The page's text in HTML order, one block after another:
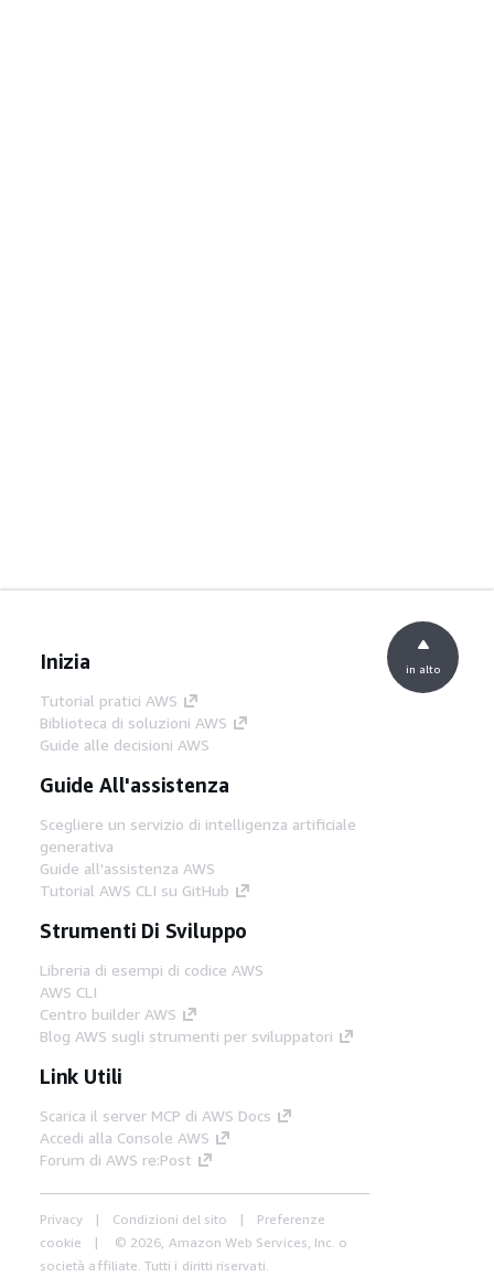
Inizia
Tutorial pratici AWS
Biblioteca di soluzioni AWS
Guide alle decisioni AWS
Guide All'assistenza
Scegliere un servizio di intelligenza artificiale
generativa
Guide all'assistenza AWS
Tutorial AWS CLI su GitHub
Strumenti Di Sviluppo
Libreria di esempi di codice AWS
AWS CLI
Centro builder AWS
Blog AWS sugli strumenti per sviluppatori
Link Utili
Scarica il server MCP di AWS Docs
Accedi alla Console AWS
Forum di AWS re:Post
Privacy Condizioni del sito
Preferenze
cookie
© 2026, Amazon Web Services, Inc. o
società affiliate. Tutti i diritti riservati.
in alto